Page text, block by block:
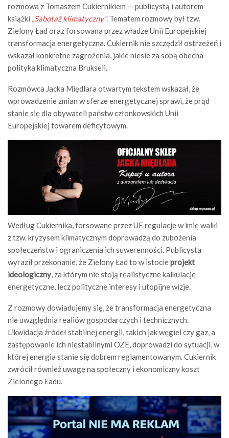
rozmowa z Tomaszem Cukiernikiem — publicystą i autorem
książki „Sabotaż klimatyczny”. Tematem rozmowy był tzw.
Zielony Ład oraz forsowana przez władze Unii Europejskiej
transformacja energetyczna. Cukiernik nie szczędził ostrzeżeń i
wskazał konkretne zagrożenia, jakie niesie za sobą obecna
polityka klimatyczna Brukseli.
Rozmówca Jacka Międlara otwartym tekstem wskazał, że
wprowadzenie zmian w sferze energetycznej sprawi, że prąd
stanie się dla obywateli państw członkowskich Unii
Europejskiej towarem deficytowym.
Według Cukiernika, forsowane przez UE regulacje w imię walki
z tzw. kryzysem klimatycznym doprowadzą do zubożenia
społeczeństw i ograniczenia ich suwerenności. Publicysta
wyraził przekonanie, że Zielony Ład to w istocieprojekt
ideologiczny, za którym nie stoją realistyczne kalkulacje
energetyczne, lecz polityczne interesy i utopijne wizje.
Z rozmowy dowiadujemy się, że transformacja energetyczna
nie uwzględnia realiów gospodarczych i technicznych.
Likwidacja źródeł stabilnej energii, takich jak węgiel czy gaz, a
zastępowanie ich niestabilnymi OZE, doprowadzi do sytuacji, w
której energia stanie się dobrem reglamentowanym. Cukiernik
zwrócił również uwagę na społeczny i ekonomiczny koszt
Zielonego Ładu.